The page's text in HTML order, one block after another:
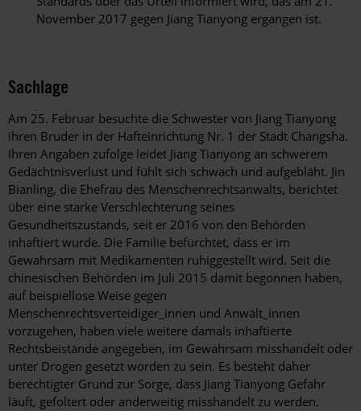
November 2017 gegen Jiang Tianyong ergangen ist.
Sachlage
Am 25. Februar besuchte die Schwester von Jiang Tianyong
ihren Bruder in der Hafteinrichtung Nr. 1 der Stadt Changsha.
Ihren Angaben zufolge leidet Jiang Tianyong an schwerem
Gedächtnisverlust und fühlt sich schwach und aufgebläht. Jin
Bianling, die Ehefrau des Menschenrechtsanwalts, berichtet
über eine starke Verschlechterung seines
Gesundheitszustands, seit er 2016 von den Behörden
inhaftiert wurde. Die Familie befürchtet, dass er im
Gewahrsam mit Medikamenten ruhiggestellt wird. Seit die
chinesischen Behörden im Juli 2015 damit begonnen haben,
auf beispiellose Weise gegen
Menschenrechtsverteidiger_innen und Anwält_innen
vorzugehen, haben viele weitere damals inhaftierte
Rechtsbeistände angegeben, im Gewahrsam misshandelt oder
unter Drogen gesetzt worden zu sein. Es besteht daher
berechtigter Grund zur Sorge, dass Jiang Tianyong Gefahr
läuft, gefoltert oder anderweitig misshandelt zu werden.